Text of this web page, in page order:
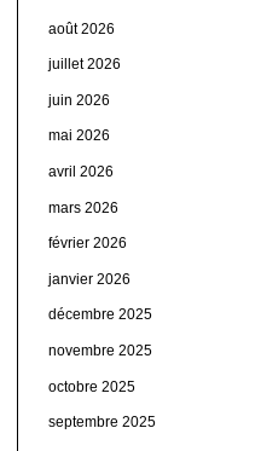
août 2026
juillet 2026
juin 2026
mai 2026
avril 2026
mars 2026
février 2026
janvier 2026
décembre 2025
novembre 2025
octobre 2025
septembre 2025